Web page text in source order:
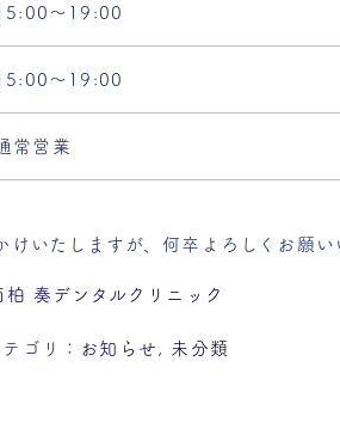
〜19:00
〜19:00
常営業
いたしますが、何卒よろしくお願い
奏デンタルクリニック
ゴリ： お知らせ 未分類